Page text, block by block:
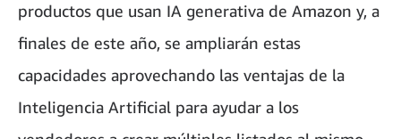
productos que usan IA generativa de Amazon y, a
finales de este año, se ampliarán estas
capacidades aprovechando las ventajas de la
Inteligencia Artificial para ayudar a los